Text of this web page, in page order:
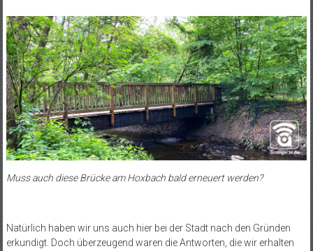
Muss auch diese Brücke am Hoxbach bald erneuert werden?
Natürlich haben wir uns auch hier bei der Stadt nach den Gründen
erkundigt. Doch überzeugend waren die Antworten, die wir erhalten